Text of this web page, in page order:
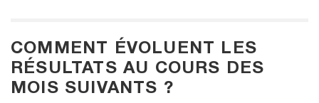
COMMENT ÉVOLUENT LES
RÉSULTATS AU COURS DES
MOIS SUIVANTS ?